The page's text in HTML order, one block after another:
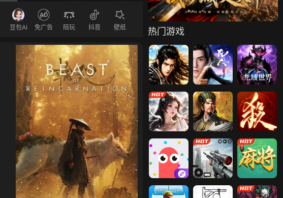
豆包AI 免广告 陪玩 抖音 壁纸 热门游戏
天尊传奇
凡人修仙传：
星海飞驰
龙域世界
凡人神将传 萌回三国
三国杀一将成
名
众神大陆 王者坦克 神兵奇迹
贪吃蛇大作战
狙击大师：枪
易起欢乐麻将